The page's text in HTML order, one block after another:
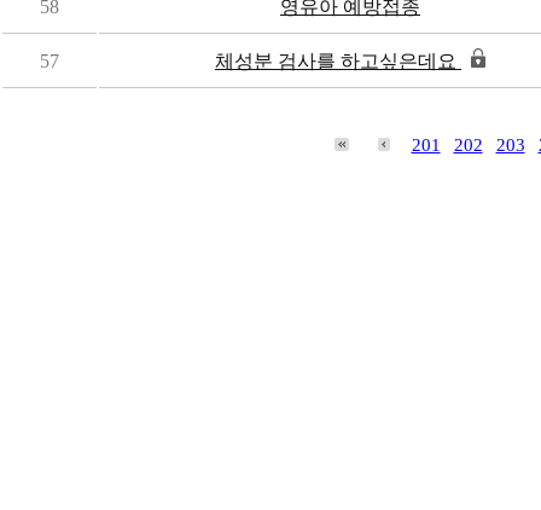
58 영유아 예방접종
57 체성분 검사를 하고싶은데요
201 202 203